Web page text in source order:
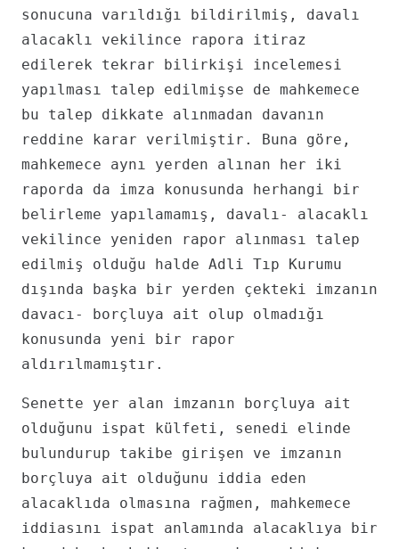
sonucuna varıldığı bildirilmiş, davalı
alacaklı vekilince rapora itiraz
edilerek tekrar bilirkişi incelemesi
yapılması talep edilmişse de mahkemece
bu talep dikkate alınmadan davanın
reddine karar verilmiştir. Buna göre,
mahkemece aynı yerden alınan her iki
raporda da imza konusunda herhangi bir
belirleme yapılamamış, davalı- alacaklı
vekilince yeniden rapor alınması talep
edilmiş olduğu halde Adli Tıp Kurumu
dışında başka bir yerden çekteki imzanın
davacı- borçluya ait olup olmadığı
konusunda yeni bir rapor
aldırılmamıştır.
Senette yer alan imzanın borçluya ait
olduğunu ispat külfeti, senedi elinde
bulundurup takibe girişen ve imzanın
borçluya ait olduğunu iddia eden
alacaklıda olmasına rağmen, mahkemece
iddiasını ispat anlamında alacaklıya bir